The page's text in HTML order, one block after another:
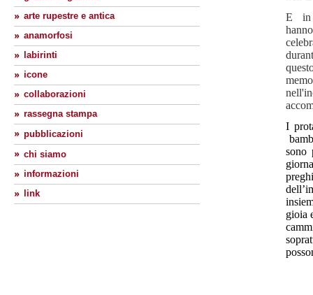
arte rupestre e antica
anamorfosi
labirinti
icone
collaborazioni
rassegna stampa
pubblicazioni
chi siamo
informazioni
link
E in
I
sono
gioia